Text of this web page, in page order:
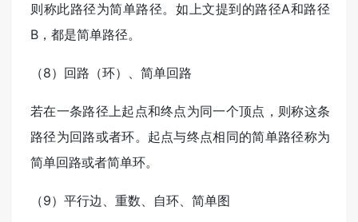
则称此路径为简单路径。如上文提到的路径A和路径
B，都是简单路径。
（8）回路（环）、简单回路
若在一条路径上起点和终点为同一个顶点，则称这条
路径为回路或者环。起点与终点相同的简单路径称为
简单回路或者简单环。
（9）平行边、重数、自环、简单图